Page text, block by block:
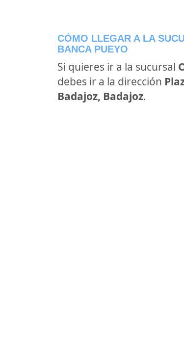
CÓMO LLEGAR A LA
BANCA PUEYO
Si quieres ir a la sucursal
debes ir a la dirección
Badajoz, Badajoz.